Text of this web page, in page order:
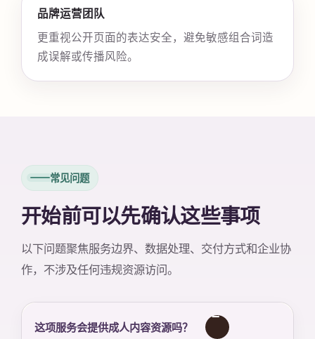
品牌运营团队
更重视公开页面的表达安全，避免敏感组合词造
成误解或传播风险。
常见问题
开始前可以先确认这些事项
以下问题聚焦服务边界、数据处理、交付方式和企业协
作，不涉及任何违规资源访问。
这项服务会提供成人内容资源吗？